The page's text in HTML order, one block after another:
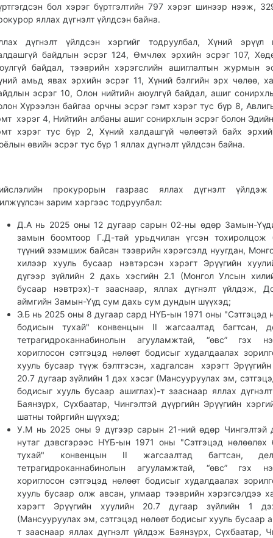
бол хэрэг бүртгэлтийн 797 хэрэг шинээр нээж,
яллах дүгнэлт үйлдсэн байна.
дүгнэлт үйлдсэн хэргийг тодруулбал, Хүний эрүүл
байдлын эсрэг 124, Өмчлөх эрхийн эсрэг 107,
байдал, тээврийн хэрэгслийн ашиглалтын журмын
амьд явах эрхийн эсрэг 11, Хүний бэлгийн эрх чөлөө,
эсрэг 10, Олон нийтийн аюулгүй байдал, ашиг
Хүрээлэн байгаа орчны эсрэг гэмт хэрэг тус бүр 8,
хэрэг 4, Нийтийн албаны ашиг сонирхлын эсрэг болон Эдийн
хэрэг тус бүр 2, Хүний халдашгүй чөлөөтэй байх
өвийн эсрэг тус бүр 1 яллах дүгнэлт үйлдсэн байна.
прокурорын газраас яллах дүгнэлт үйлдэж
зарим хэргээс тодруулбал:
Д.А нь 2025 оны 12 дугаар сарын 02-ны өдөр Замын-
замын боомтоор Г.Д-тай урьдчилан үгсэн тохиролцож
түүний эзэмшиж байсан тээврийн хэрэгсэлд нуугдан,
хилээр хууль бусаар нэвтэрсэн хэрэгт Эрүүгийн
дүгээр зүйлийн 2 дахь хэсгийн 2.1 (Монгол Улсын
бусаар нэвтрэх)-т зааснаар, яллах дүгнэлт үйлдэж,
аймгийн Замын-Үүд сум дахь сум дундын шүүхэд;
Э.Б нь 2025 оны 8 дугаар сард НҮБ-ын 1971 оны "Сэтгэцэд
бодисын тухай" конвенцын II жагсаалтад багтсан,
тетрагидроканнабинолын агууламжтай, “өвс” гэх
хориглосон сэтгэцэд нөлөөт бодисыг худалдаалах
хууль бусаар түүж бэлтгэсэн, хадгалсан хэрэгт Эрүүгийн
20.7 дугаар зүйлийн 1 дэх хэсэг (Мансууруулах эм,
бодисыг хууль бусаар ашиглах)-т зааснаар яллах
Баянзүрх, Сүхбаатар, Чингэлтэй дүүргийн Эрүүгийн
шатны тойргийн шүүхэд;
У.М нь 2025 оны 9 дүгээр сарын 21-ний өдөр Чингэлтэй
нутаг дэвсгэрээс НҮБ-ын 1971 оны "Сэтгэцэд нөлөөлөх
тухай" конвенцын II жагсаалтад багтсан,
тетрагидроканнабинолын агууламжтай, “өвс” гэх
хориглосон сэтгэцэд нөлөөт бодисыг худалдаалах
хууль бусаар олж авсан, улмаар тээврийн хэрэгсэлдээ
хэрэгт Эрүүгийн хуулийн 20.7 дугаар зүйлийн 1
(Мансууруулах эм, сэтгэцэд нөлөөт бодисыг хууль бусаар
т зааснаар яллах дүгнэлт үйлдэж Баянзүрх, Сүхбаатар,